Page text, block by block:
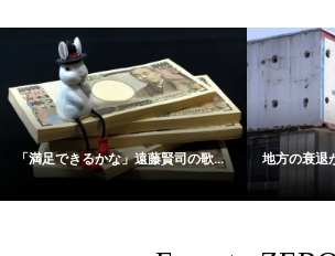
「満足できるかな」遠藤賢司の歌... 地方の衰